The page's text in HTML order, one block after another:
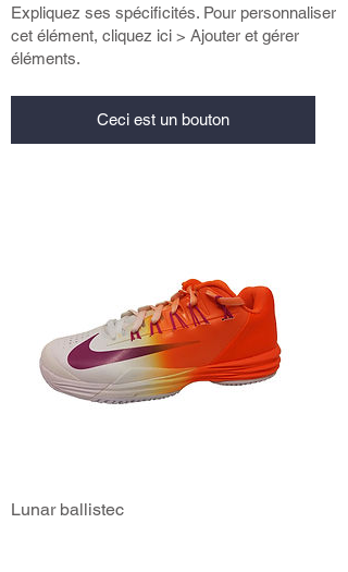
Expliquez ses spécificités. Pour personnaliser
cet élément, cliquez ici > Ajouter et gérer
éléments.
Ceci est un bouton
Lunar ballistec